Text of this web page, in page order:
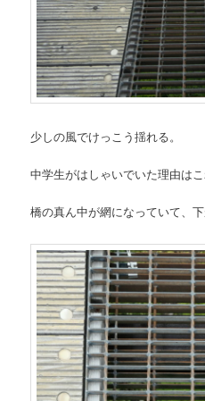
少しの風でけっこう揺れる。
中学生がはしゃいでいた理由はこ
橋の真ん中が網になっていて、下